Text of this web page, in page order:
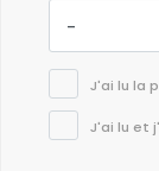
J'ai lu la
J'ai lu et